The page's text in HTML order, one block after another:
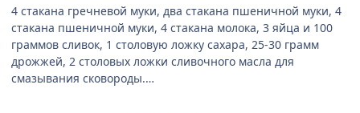
4 стакана гречневой муки, два стакана пшеничной муки, 4
стакана пшеничной муки, 4 стакана молока, 3 яйца и 100
граммов сливок, 1 столовую ложку сахара, 25-30 грамм
дрожжей, 2 столовых ложки сливочного масла для
смазывания сковороды.